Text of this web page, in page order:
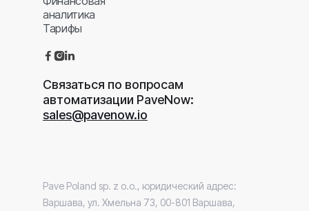
аналитика
Тарифы
 
Связаться по вопросам
автоматизации PaveNow:
sales@pavenow.io
Pave Poland sp. z o.o., юридический адрес:
Варшава, ул. Хмельна 73, 00-801 Варшава,